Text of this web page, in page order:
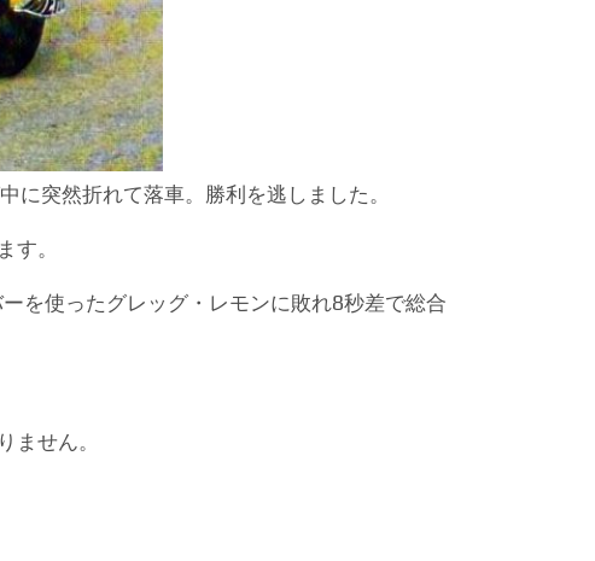
に突然折れて落車。勝利を逃しました。
す。
を使ったグレッグ・レモンに敗れ8秒差で総合
ません。